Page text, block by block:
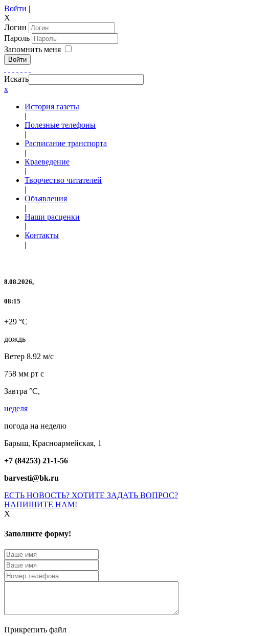
Войти |
X
Логин
Пароль
Запомнить меня
Войти
Искать
x
История газеты
|
Полезные телефоны
|
Расписание транспорта
|
Краеведение
|
Творчество читателей
|
Объявления
|
Наши расценки
|
Контакты
|
8.08.2026,
08:15
+29 °C
дождь
Ветер 8.92 м/с
758 мм рт с
Завтра °C,
неделя
погода на неделю
Барыш, Красноармейская, 1
+7 (84253) 21-1-56
barvesti@bk.ru
ЕСТЬ НОВОСТЬ? ХОТИТЕ ЗАДАТЬ ВОПРОС?
НАПИШИТЕ НАМ!
X
Заполните форму!
Прикрепить файл